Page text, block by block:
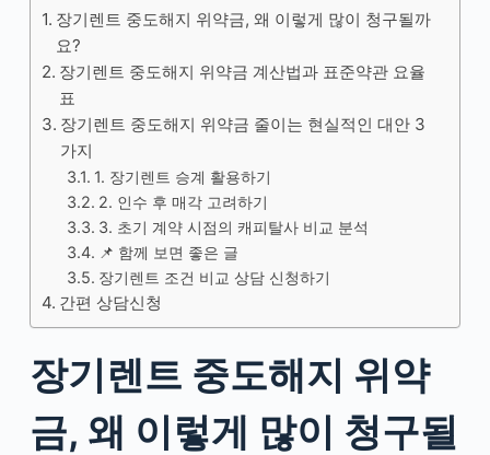
장기렌트 중도해지 위약금, 왜 이렇게 많이 청구될까
요?
장기렌트 중도해지 위약금 계산법과 표준약관 요율
표
장기렌트 중도해지 위약금 줄이는 현실적인 대안 3
가지
1. 장기렌트 승계 활용하기
2. 인수 후 매각 고려하기
3. 초기 계약 시점의 캐피탈사 비교 분석
📌 함께 보면 좋은 글
장기렌트 조건 비교 상담 신청하기
간편 상담신청
장기렌트 중도해지 위약
금, 왜 이렇게 많이 청구될